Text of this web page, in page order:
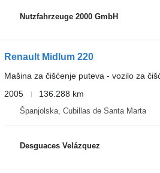
Nutzfahrzeuge 2000 GmbH
Renault Midlum 220
Mašina za čišćenje puteva - vozilo za
2005
136.288 km
Španjolska, Cubillas de Santa Marta
Desguaces Velázquez